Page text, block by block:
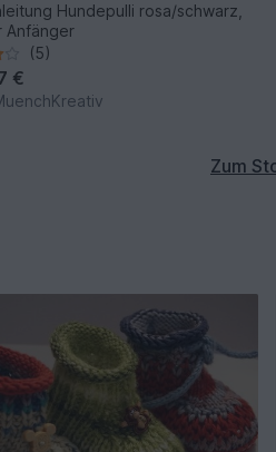
Hundepulli rosa/schwarz,
Anfänger
(5)
€
Zum